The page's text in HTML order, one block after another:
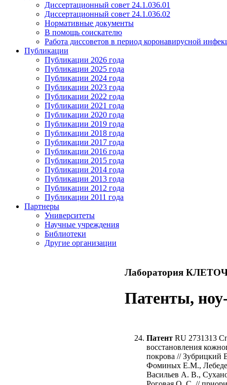
Диссертационный совет 24.1.036.01
Диссертационный совет 24.1.036.02
Нормативные документы
В помощь соискателю
Работа диссоветов в период коронавирусной
Публикации
Публикации 2026 года
Публикации 2025 года
Публикации 2024 года
Публикации 2023 года
Публикации 2022 года
Публикации 2021 года
Публикации 2020 года
Публикации 2019 года
Публикации 2018 года
Публикации 2017 года
Публикации 2016 года
Публикации 2015 года
Публикации 2014 года
Публикации 2013 года
Публикации 2012 года
Публикации 2011 года
Партнеры
Университеты
Научные учреждения
Библиотеки
Другие организации
Лаборатория
Патенты,
Патент RU 2731313
восстановления
покрова // Зубрицкий
Фоминых Е.М.,
Васильев А. В.,